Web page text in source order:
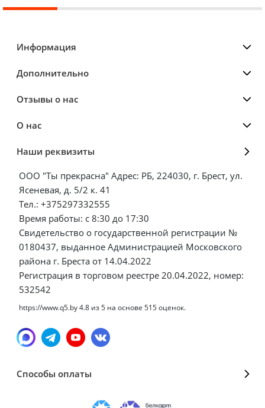
Информация
Дополнительно
Отзывы о нас
О нас
Наши реквизиты
ООО "Ты прекрасна" Адрес: РБ, 224030, г. Брест, ул.
Ясеневая, д. 5/2 к. 41
Тел.: +375297332555
Время работы: с 8:30 до 17:30
Свидетельство о государственной регистрации №
0180437, выданное Администрацией Московского
района г. Бреста от 14.04.2022
Регистрация в торговом реестре 20.04.2022, номер:
532542
https://www.q5.by4.8 из5 на основе 515оценок.
Способы оплаты